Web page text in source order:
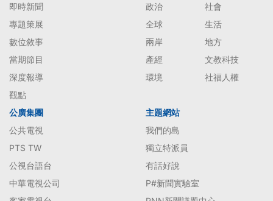
即時新聞
專題策展
數位敘事
當期節目
深度報導
觀點
政治
社會
全球
生活
兩岸
地方
產經
文教科技
環境
社福人權
公廣集團
公共電視
PTS TW
公視台語台
中華電視公司
主題網站
我們的島
獨立特派員
有話好說
P#新聞實驗室